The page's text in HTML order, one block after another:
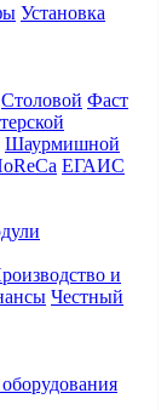
Установка
Столовой Фаст
Шаурмишной
ЕГАИС
и
Честный